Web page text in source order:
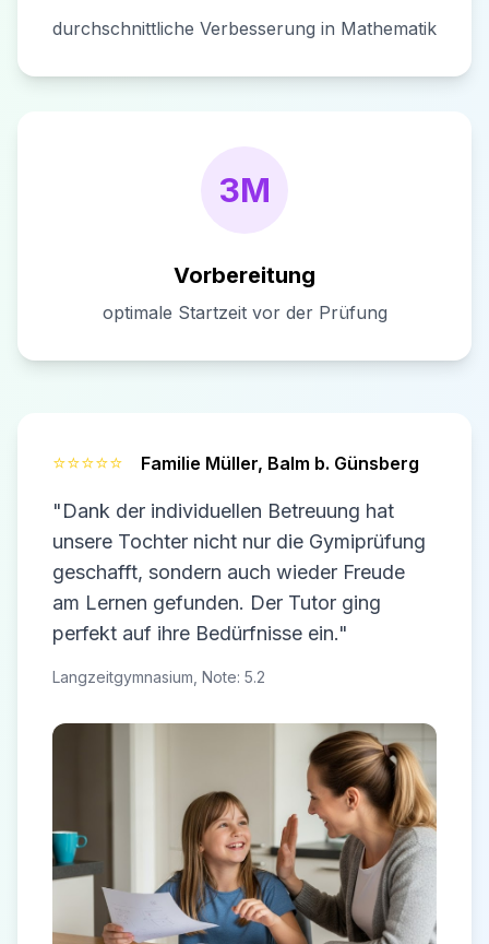
durchschnittliche Verbesserung in Mathematik
3M
Vorbereitung
optimale Startzeit vor der Prüfung
⭐⭐⭐⭐⭐ Familie Müller, Balm b. Günsberg
"Dank der individuellen Betreuung hat
unsere Tochter nicht nur die Gymiprüfung
geschafft, sondern auch wieder Freude
am Lernen gefunden. Der Tutor ging
perfekt auf ihre Bedürfnisse ein."
Langzeitgymnasium, Note: 5.2